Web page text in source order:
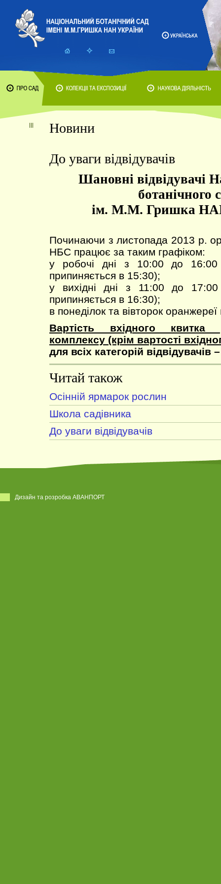
Новини
До уваги відвідувачів
Шановні відвідувачі
ботанічного
ім. М.М. Гришка
Починаючи з листопада 2013 р.
НБС працює за таким графіком:
у робочі дні з 10:00 до 16:00
припиняється в 15:30);
у вихідні дні з 11:00 до
припиняється в 16:30);
в понеділок та вівторок
Вартість вхідного квитка
комплексу (крім вартості
для всіх категорій відвідувачів
Читай також
Осінній ярмарок рослин
Школа садівника
До уваги відвідувачів
Дизайн та розробка АВАНПОРТ